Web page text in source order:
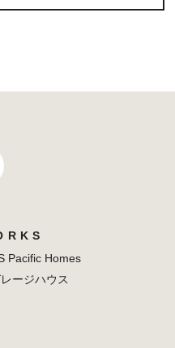
R K S
Pacific Homes
ージハウス